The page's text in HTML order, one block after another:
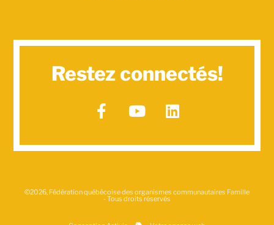
Restez connectés!
©2026, Fédération québécoise des organismes communautaires Famille
- Tous droits réservés